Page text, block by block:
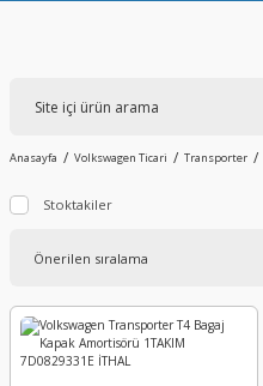
Anasayfa Volkswagen Ticari Transporter
Stoktakiler